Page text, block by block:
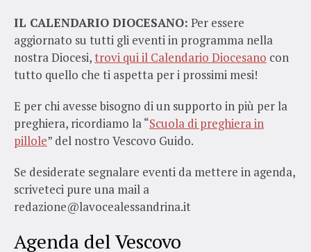
IL CALENDARIO DIOCESANO: Per essere
aggiornato su tutti gli eventi in programma nella
nostra Diocesi,trovi qui il Calendario Diocesano con
tutto quello che ti aspetta per i prossimi mesi!
E per chi avesse bisogno di un supporto in più per la
preghiera, ricordiamo la “Scuola di preghiera in
pillole” del nostro Vescovo Guido.
Se desiderate segnalare eventi da mettere in agenda,
scriveteci pure una mail a
redazione@lavocealessandrina.it
Agenda del Vescovo